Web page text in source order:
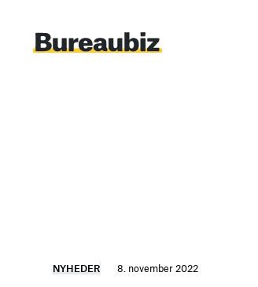
indhold
NYHEDER 8. november 2022